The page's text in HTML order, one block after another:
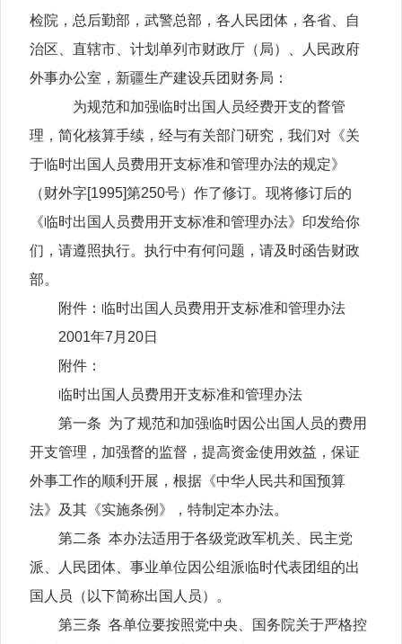
检院，总后勤部，武警总部，各人民团体，各省、自
治区、直辖市、计划单列市财政厅（局）、人民政府
外事办公室，新疆生产建设兵团财务局：
为规范和加强临时出国人员经费开支的瞀管
理，简化核算手续，经与有关部门研究，我们对《关
于临时出国人员费用开支标准和管理办法的规定》
（财外字[1995]第250号）作了修订。现将修订后的
《临时出国人员费用开支标准和管理办法》印发给你
们，请遵照执行。执行中有何问题，请及时函告财政
部。
附件：临时出国人员费用开支标准和管理办法
2001年7月20日
附件：
临时出国人员费用开支标准和管理办法
第一条 为了规范和加强临时因公出国人员的费用
开支管理，加强瞀的监督，提高资金使用效益，保证
外事工作的顺利开展，根据《中华人民共和国预算
法》及其《实施条例》，特制定本办法。
第二条 本办法适用于各级党政军机关、民主党
派、人民团体、事业单位因公组派临时代表团组的出
国人员（以下简称出国人员）。
第三条 各单位要按照党中央、国务院关于严格控